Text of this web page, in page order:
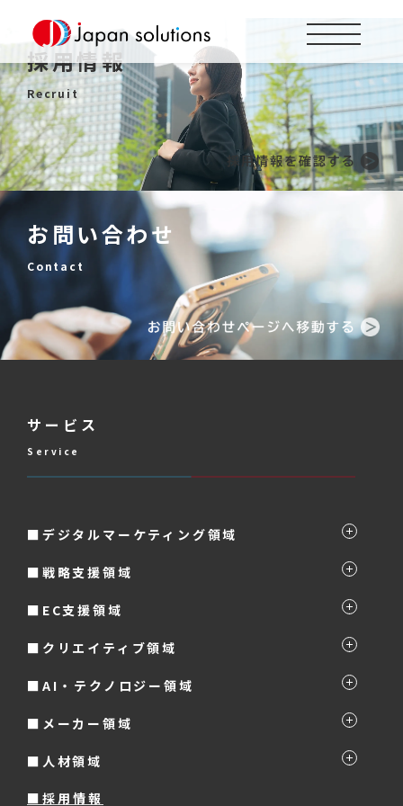
採用情報
Recruit
お問い合わせ
Contact
サービス
Service
■デジタルマーケティング領域
■戦略支援領域
■EC支援領域
■クリエイティブ領域
■AI・テクノロジー領域
■メーカー領域
■人材領域
■採用情報